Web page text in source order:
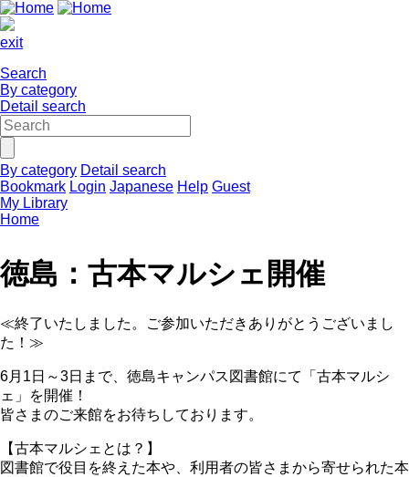
exit
Search
By category
Detail search
By category Detail search
Bookmark Login Japanese Help Guest
My Library
Home
徳島：古本マルシェ開催
≪終了いたしました。ご参加いただきありがとうございまし
た！≫
6月1日～3日まで、徳島キャンパス図書館にて「古本マルシ
ェ」を開催！
皆さまのご来館をお待ちしております。
【古本マルシェとは？】
図書館で役目を終えた本や、利用者の皆さまから寄せられた本